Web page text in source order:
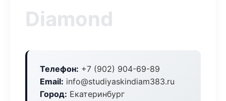
Diamond
Телефон: +7 (902) 904-69-89
Email: info@studiyaskindiam383.ru
Город: Екатеринбург